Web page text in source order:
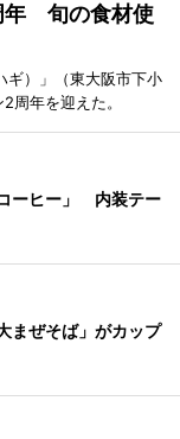
年 旬の食材使
ギ）」（東大阪市下小
周年を迎えた。
ーヒー」 内装テー
まぜそば」がカップ